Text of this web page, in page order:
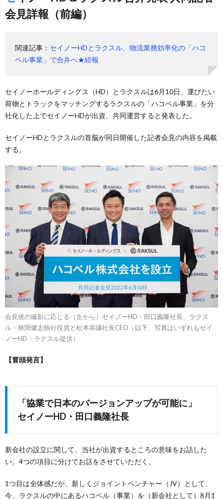
会見詳報（前編）
関連記事： セイノーHDとラクスル、物流業務効率化の「ハコ
ベル事業」で合弁へ★続報
セイノーホールディングス（HD）とラクスルは6月10日、運びたい
荷物とトラックをマッチングするラクスルの「ハコベル事業」を分
社化した上でセイノーHDが出資、共同運営すると発表した。
セイノーHDとラクスルの首脳が同日開催した記者会見の内容を掲載
する。
会見後の撮影に応じる（左から）セイノーHD・田口義隆社長、ラクス
ル・狭間健志執行役員と松本恭攝社長CEO（以下、写真はいずれもセイ
ノーHD・ラクスル提供）
【冒頭発言】
「協業で日本のバージョンアップが可能に」
セイノーHD・田口義隆社長
新会社の設立に関して、当社が出資するところの意味をお話した
い。4つの項目に分けてお話をさせていただく。
1つ目は全体感だが、新しくジョイントベンチャー（JV）として、
今、ラクスルの中にあるハコベル（事業）を（新会社として）8月1